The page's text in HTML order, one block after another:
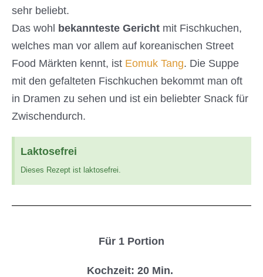
sehr beliebt.
Das wohl
bekannteste Gericht mit Fischkuchen,
welches man vor allem auf koreanischen Street
Food Märkten kennt, ist Eomuk Tang. Die Suppe
mit den gefalteten Fischkuchen bekommt man oft
in Dramen zu sehen und ist ein beliebter Snack für
Zwischendurch.
Laktosefrei
Dieses Rezept ist laktosefrei.
Für 1 Portion
Kochzeit: 20 Min.